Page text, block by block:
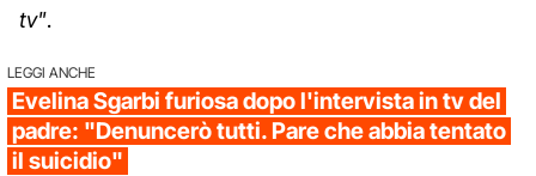
tv".
LEGGI ANCHE
Evelina Sgarbi furiosa dopo l'intervista in tv del
padre: "Denuncerò tutti. Pare che abbia tentato
il suicidio"